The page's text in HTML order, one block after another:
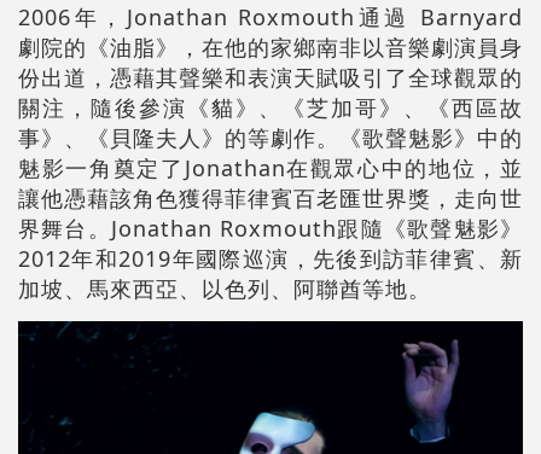
2006年，Jonathan Roxmouth通過 Barnyard
劇院的《油脂》，在他的家鄉南非以音樂劇演員身
份出道，憑藉其聲樂和表演天賦吸引了全球觀眾的
關注，隨後參演《貓》、《芝加哥》、《西區故
事》、《貝隆夫人》的等劇作。《歌聲魅影》中的
魅影一角奠定了Jonathan在觀眾心中的地位，並
讓他憑藉該角色獲得菲律賓百老匯世界獎，走向世
界舞台。Jonathan Roxmouth跟隨《歌聲魅影》
2012年和2019年國際巡演，先後到訪菲律賓、新
加坡、馬來西亞、以色列、阿聯酋等地。